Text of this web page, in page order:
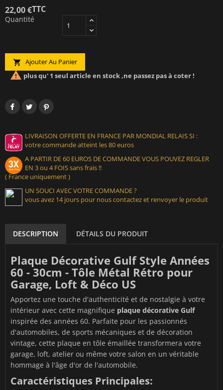
22,00 €TTC
Quantité
 Ajouter Au Panier
 plus qu' 1 seul article en stock ,ne passez pas à coter !
LIVRAISON OFFERTE EN FRANCE PAR MONDIAL RELAIS SI :
votre commande atteint les 80 euros
A PARTIR DE 60 EUROS DE COMMANDE VOUS POUVEZ REGLER
EN 3 ou 4 FOIS sans frais !!
( France uniquement )
UN SOUCI AVEC VOTRE COMMANDE ?
vous avez 14 jours pour nous contactez et renvoyer le produit
DESCRIPTION DÉTAILS DU PRODUIT
Plaque Décorative Gulf Style Années
60 - 30cm - Tôle Métal Rétro pour
Garage, Loft & Déco US
Apportez une touche d'authenticité et de nostalgie à votre
intérieur avec cette magnifique plaque décorative Gulf
inspirée des années 60. Parfaite pour les passionnés
d'automobiles, de sports mécaniques et de décoration
vintage, cette plaque en tôle émaillée transformera votre
garage, loft, atelier ou même votre salon en un véritable
hommage à l'âge d'or de l'automobile.
Caractéristiques Principales: